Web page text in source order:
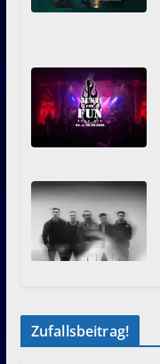
Zufallsbeitrag!